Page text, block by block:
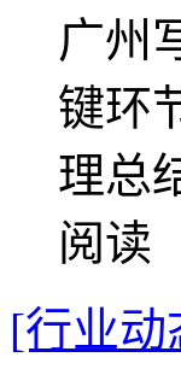
广州
键环
理总
阅读
[行业动